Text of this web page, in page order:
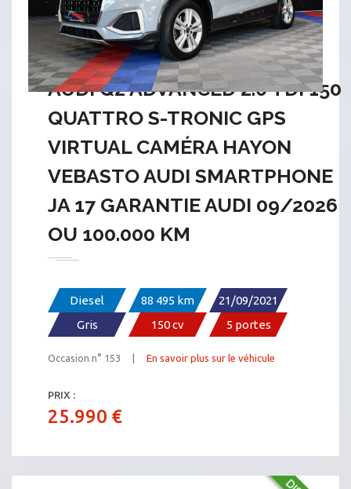
AUDI Q2 ADVANCED 2.0 TDI 150
QUATTRO S-TRONIC GPS
VIRTUAL CAMÉRA HAYON
VEBASTO AUDI SMARTPHONE
JA 17 GARANTIE AUDI 09/2026
OU 100.000 KM
Diesel 88 495 km
21/09/2021
Gris
150 cv 5 portes
Occasion n° 153 | En savoir plus sur le véhicule
PRIX :
25.990 €